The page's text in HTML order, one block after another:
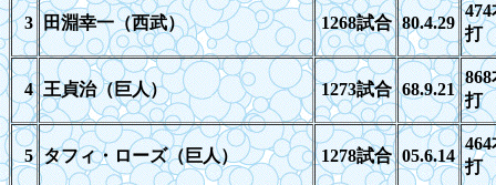
3 田淵幸一（西武） 1268試合 80.4.29
474
打
4 王貞治（巨人） 1273試合 68.9.21
868
打
5 タフィ・ローズ（巨人） 1278試合 05.6.14
464
打